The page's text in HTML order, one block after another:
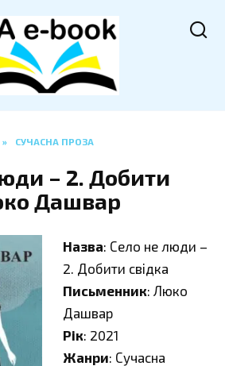
» СУЧАСНА ПРОЗА
– 2. Добити
Дашвар
Назва: Село не люди –
2. Добити свідка
Письменник: Люко
Дашвар
Рік: 2021
Жанри: Сучасна